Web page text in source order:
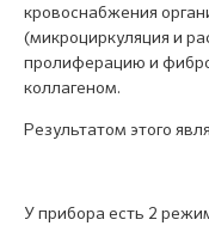
кровоснабжения
(микроциркуляция и
пролиферацию и
коллагеном.
Результатом этого
У прибора есть 2